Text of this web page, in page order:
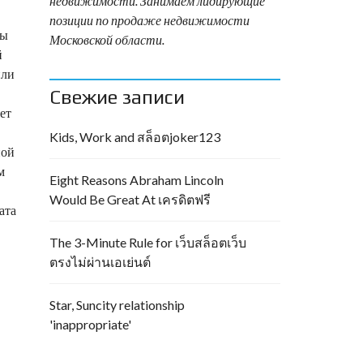
позиции по продаже недвижимости
Московской области.
Свежие записи
Kids, Work and สล็อตjoker123
Eight Reasons Abraham Lincoln
Would Be Great At เครดิตฟรี
The 3-Minute Rule for เว็บสล็อตเว็บ
ตรงไม่ผ่านเอเย่นต์
Star, Suncity relationship
'inappropriate'